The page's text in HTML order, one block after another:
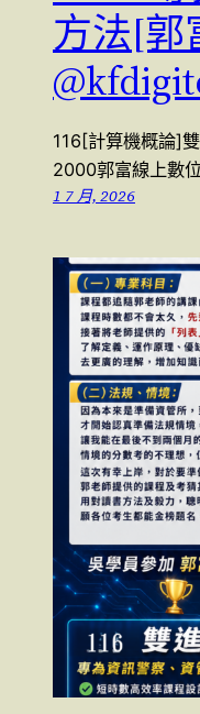
方法[郭
116[計算機概論]
2000郭富線上數
1 7 月, 2026